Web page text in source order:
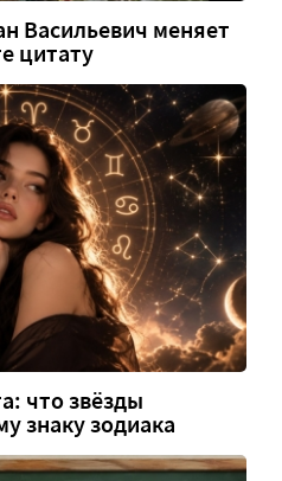
Васильевич меняет
цитату
что звёзды
знаку зодиака